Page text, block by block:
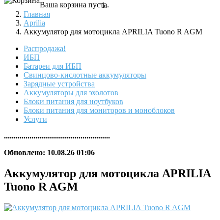
Ваша корзина пуста.
Главная
Aprilia
Аккумулятор для мотоцикла APRILIA Tuono R AGM
Распродажа!
ИБП
Батареи для ИБП
Свинцово-кислотные аккумуляторы
Зарядные устройства
Аккумуляторы для эхолотов
Блоки питания для ноутбуков
Блоки питания для мониторов и моноблоков
Услуги
......................................................
Обновлено: 10.08.26 01:06
Аккумулятор для мотоцикла APRILIA
Tuono R AGM